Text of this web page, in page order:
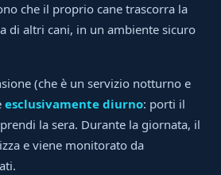
che il proprio cane trascorra la
di altri cani, in un ambiente sicuro
(che è un servizio notturno e
esclusivamente diurno: porti il
la sera. Durante la giornata, il
e viene monitorato da